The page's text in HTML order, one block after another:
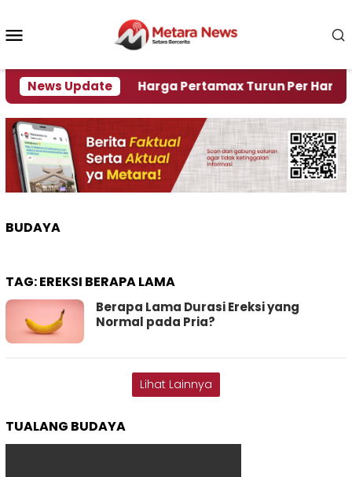
konten
News Update
Krisi Air Harga Pertamax Turun Per Hari Ini,
BUDAYA
TAG:EREKSI BERAPA LAMA
Berapa Lama Durasi Ereksi yang
Normal pada Pria?
Lihat Lainnya
TUALANG BUDAYA